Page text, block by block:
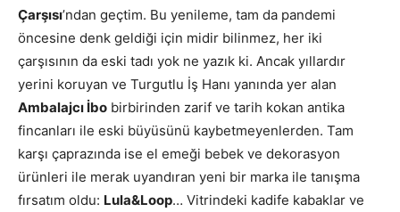
Çarşısı’ndan geçtim. Bu yenileme, tam da pandemi
öncesine denk geldiği için midir bilinmez, her iki
çarşısının da eski tadı yok ne yazık ki. Ancak yıllardır
yerini koruyan ve Turgutlu İş Hanı yanında yer alan
Ambalajcı İbo birbirinden zarif ve tarih kokan antika
fincanları ile eski büyüsünü kaybetmeyenlerden. Tam
karşı çaprazında ise el emeği bebek ve dekorasyon
ürünleri ile merak uyandıran yeni bir marka ile tanışma
fırsatım oldu: Lula&Loop… Vitrindeki kadife kabaklar ve